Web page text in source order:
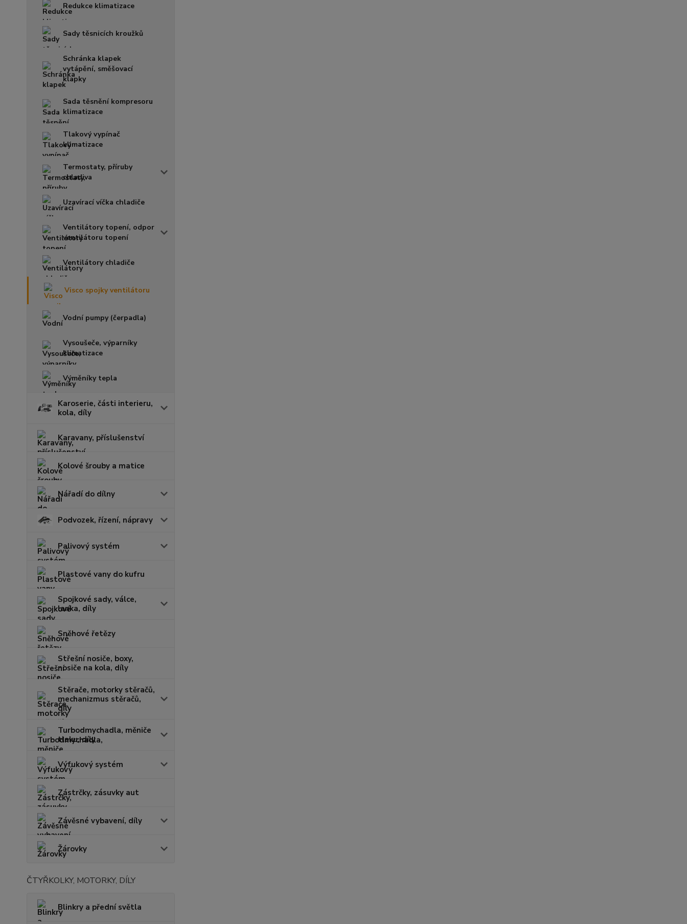
Redukce klimatizace
Sady těsnicích kroužků
Schránka klapek
vytápění, směšovací
klapky
Sada těsnění kompresoru
klimatizace
Tlakový vypínač
klimatizace
Termostaty, příruby
chladiva
Uzavírací víčka chladiče
Ventilátory topení, odpor
ventilátoru topení
Ventilátory chladiče
Visco spojky ventilátoru
Vodní pumpy (čerpadla)
Vysoušeče, výparníky
klimatizace
Výměníky tepla
Karoserie, části interieru,
kola, díly
Karavany, příslušenství
Kolové šrouby a matice
Nářadí do dílny
Podvozek, řízení, nápravy
Palivový systém
Plastové vany do kufru
Spojkové sady, válce,
lanka, díly
Sněhové řetězy
Střešní nosiče, boxy,
nosiče na kola, díly
Stěrače, motorky stěračů,
mechanizmus stěračů,
díly
Turbodmychadla, měniče
tlaku, díly
Výfukový systém
Zástrčky, zásuvky aut
Závěsné vybavení, díly
Žárovky
ČTYŘKOLKY, MOTORKY, DÍLY
Blinkry a přední světla